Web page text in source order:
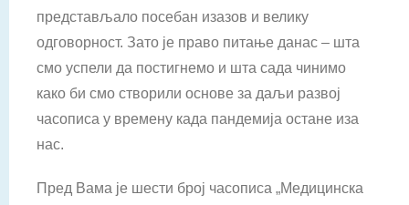
представљало посебан изазов и велику
одговорност. Зато је право питање данас – шта
смо успели да по­стигнемо и шта сада чинимо
како би смо створили основе за даљи развој
часописа у времену када пан­демија остане иза
нас.
Пред Вама је шести број часописа „Медицинска